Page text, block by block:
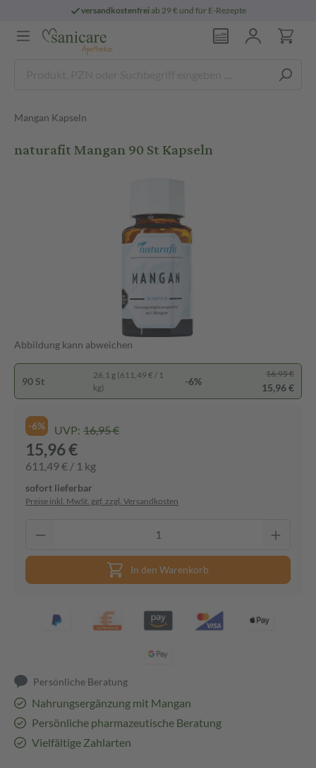
versandkostenfreiab 29 € und für E-Rezepte
Mangan Kapseln
naturafit Mangan 90 St Kapseln
Abbildung kann abweichen
90 St
26,1 g (611,49 € / 1
kg)
-6%
16,95 €
15,96 €
-6% UVP: 16,95 €
15,96 €
611,49 € / 1 kg
sofort lieferbar
Preise inkl. MwSt. ggf. zzgl. Versandkosten
In den Warenkorb
Persönliche Beratung
Nahrungsergänzung mit Mangan
Persönliche pharmazeutische Beratung
Vielfältige Zahlarten